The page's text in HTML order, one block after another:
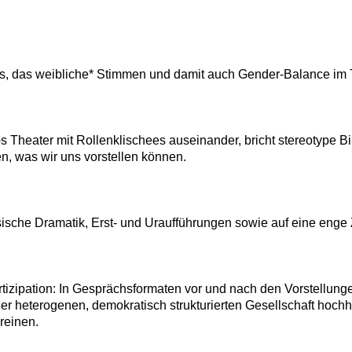
das weibliche* Stimmen und damit auch Gender-Balance im
Theater mit Rollenklischees auseinander, bricht stereotype
was wir uns vorstellen können.
Dramatik, Erst- und Uraufführungen sowie auf eine
In Gesprächsformaten vor und nach den
heterogenen, demokratisch strukturierten Gesellschaft